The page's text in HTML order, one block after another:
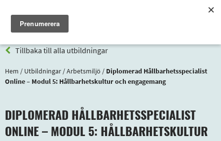
Meny
Tillbaka till alla utbildningar
Hem / Utbildningar /Arbetsmiljö / Diplomerad Hållbarhetsspecialist
Online – Modul 5: Hållbarhetskultur och engagemang
DIPLOMERAD HÅLLBARHETSSPECIALIST
ONLINE – MODUL 5: HÅLLBARHETSKULTUR